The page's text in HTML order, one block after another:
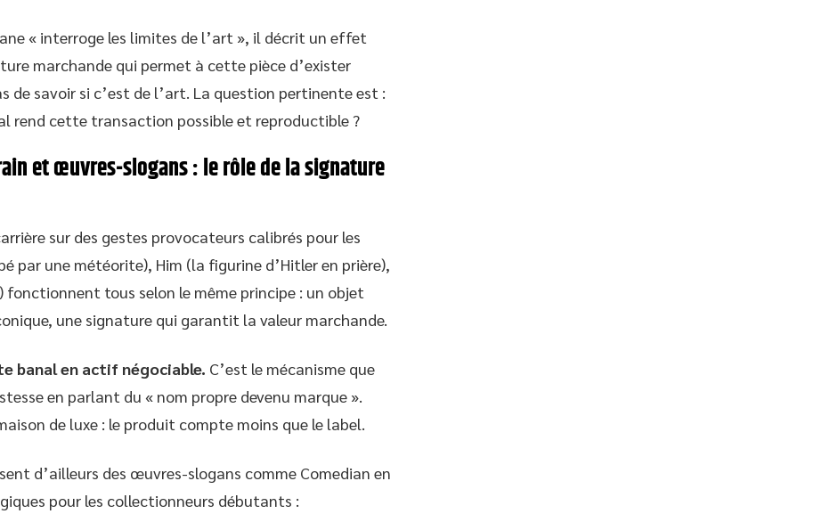
« interroge les limites de l’art », il décrit un effet
marchande qui permet à cette pièce d’exister
de savoir si c’est de l’art. La question pertinente est :
rend cette transaction possible et reproductible ?
et œuvres-slogans : le rôle de la signature
sur des gestes provocateurs calibrés pour les
par une météorite), Him (la figurine d’Hitler en prière),
tous selon le même principe : un objet
une signature qui garantit la valeur marchande.
banal en actif négociable. C’est le mécanisme que
en parlant du « nom propre devenu marque ».
de luxe : le produit compte moins que le label.
d’ailleurs des œuvres-slogans comme Comedian en
pour les collectionneurs débutants :